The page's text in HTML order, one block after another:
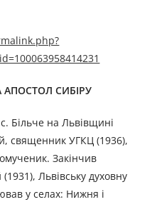
СИБІРУ
Більче на Львівщині
священник УГКЦ (1936),
Закінчив
Львівську духовну
у селах: Нижня і